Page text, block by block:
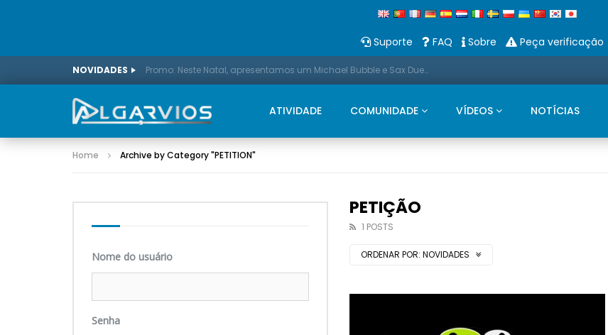
Suporte FAQ Sobre Peça verificação
NOVIDADES Promo: Neste Natal, apresentamos um Michael Bubble e Sax Duets
ATIVIDADE COMUNIDADE VÍDEOS NOTÍCIAS
Home Archive by Category "PETITION"
PETIÇÃO
1 POSTS
ORDENAR POR: NOVIDADES
Nome do usuário
Senha